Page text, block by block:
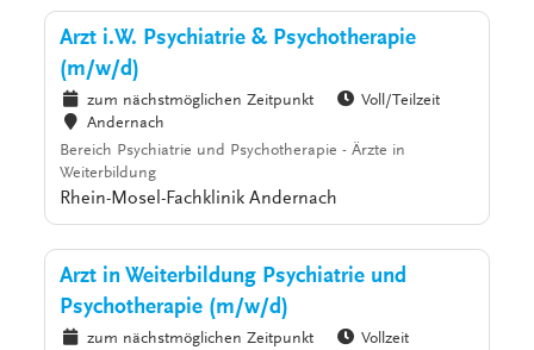
Arzt i.W. Psychiatrie & Psychotherapie
(m/w/d)
zum nächstmöglichen Zeitpunkt
Voll/Teilzeit
Andernach
Bereich Psychiatrie und Psychotherapie - Ärzte in
Weiterbildung
Rhein-Mosel-Fachklinik Andernach
Arzt in Weiterbildung Psychiatrie und
Psychotherapie (m/w/d)
zum nächstmöglichen Zeitpunkt
Vollzeit